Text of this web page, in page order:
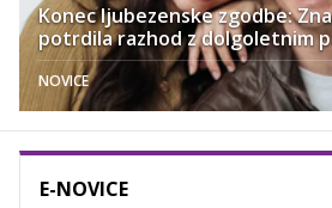
Konec ljubezenske zgodbe:
potrdila razhod z dolgoletnim
NOVICE
E-NOVICE